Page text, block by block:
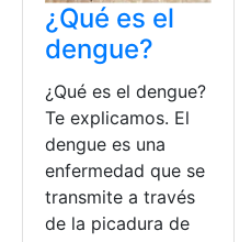
¿Qué es el
dengue?
¿Qué es el dengue?
Te explicamos. El
dengue es una
enfermedad que se
transmite a través
de la picadura de